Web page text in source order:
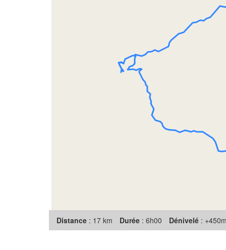
Distance : 17 km Durée : 6h00 Dénivelé :